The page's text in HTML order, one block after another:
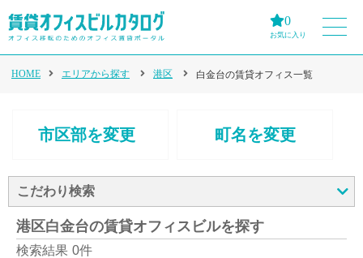
0
お気に入り
HOME エリアから探す 港区 白金台の賃貸オフィス一覧
市区部を変更 町名を変更
こだわり検索
港区白金台の賃貸オフィスビルを探す
検索結果 0件